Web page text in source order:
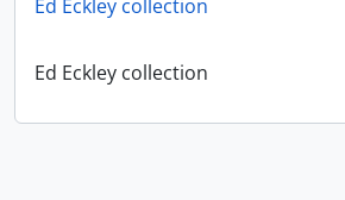
Ed Eckley collection
Ed Eckley collection